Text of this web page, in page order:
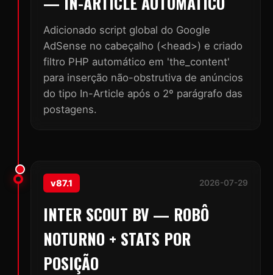
Adicionado script global do Google
AdSense no cabeçalho (<head>) e criado
filtro PHP automático em 'the_content'
para inserção não-obstrutiva de anúncios
do tipo In-Article após o 2º parágrafo das
postagens.
v87.1 2026-07-29
INTER SCOUT BV — ROBÔ
NOTURNO + STATS POR
POSIÇÃO